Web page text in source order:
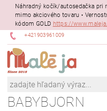
Náhradný kočík/autosedačka pri
mimo akciového tovaru •
kódom GOLD https://
+421903961009
BABYBJORN